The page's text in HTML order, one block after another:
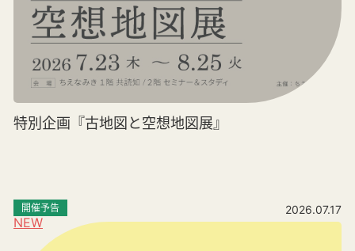
特別企画『古地図と空想地図展』
NEW
開催予告 2026.07.17